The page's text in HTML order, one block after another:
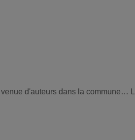
d'auteurs dans la commune…